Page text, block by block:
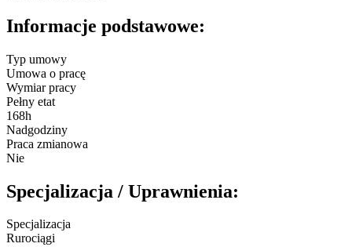
Informacje podstawowe:
Typ umowy
Umowa o pracę
Wymiar pracy
Pełny etat
168h
Nadgodziny
Praca zmianowa
Nie
Specjalizacja / Uprawnienia:
Specjalizacja
Rurociągi